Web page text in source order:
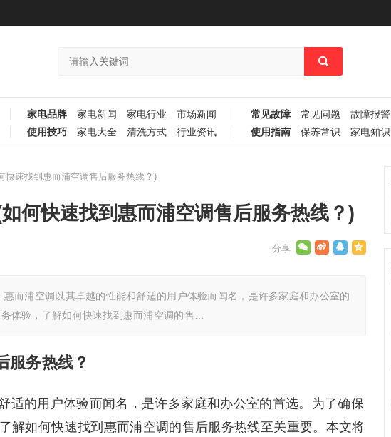
家电品牌 家电新闻 家电行业 市场新闻 常见故障 常见问题 故障报警
使用技巧 家电大全 清洗方式 行业资讯 使用指南 保养常识 家电知识
快速找到惠而浦空调售后服务热线？)
何快速找到惠而浦空调售后服务热线？)
而浦空调以其卓越的性能和舒适的用户体验而闻名，是许多家庭和办公室的
体验，了解如何快速找到惠而浦空调的售…
服务热线？
适的用户体验而闻名，是许多家庭和办公室的首选。为了确保
解如何快速找到惠而浦空调的售后服务热线至关重要。本文将